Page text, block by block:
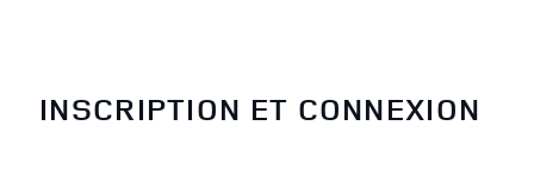
INSCRIPTION ET CONNEXION